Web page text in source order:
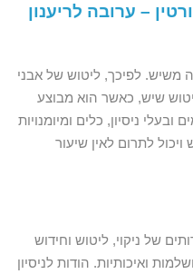
– ערובה לריענון
משיש. לפיכך, ליטוש של אבני
שיש, כאשר הוא מבוצע
ניסיון, כלים ומיומנויות
לתרום לאין שיעור
של ניקוי, ליטוש וחידוש
ואיכותיות. הודות לניסיון